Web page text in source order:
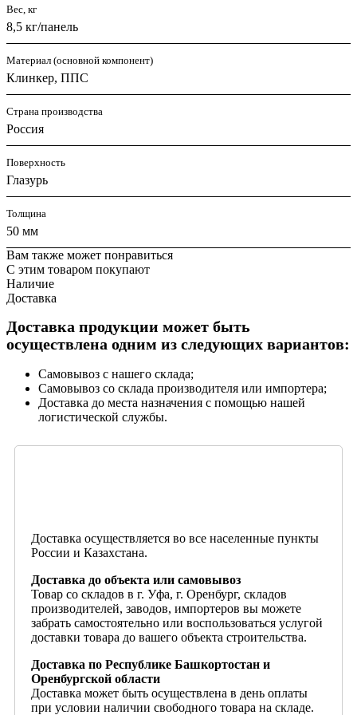
Вес, кг
8,5 кг/панель
Материал (основной компонент)
Клинкер, ППС
Страна производства
Россия
Поверхность
Глазурь
Толщина
50 мм
Вам также может понравиться
С этим товаром покупают
Наличие
Доставка
Доставка продукции может быть
осуществлена одним из следующих вариантов:
Самовывоз с нашего склада;
Самовывоз со склада производителя или импортера;
Доставка до места назначения с помощью нашей
логистической службы.
Доставка осуществляется во все населенные пункты
России и Казахстана.
Доставка до объекта или самовывоз
Товар со складов в г. Уфа, г. Оренбург, складов
производителей, заводов, импортеров вы можете
забрать самостоятельно или воспользоваться услугой
доставки товара до вашего объекта строительства.
Доставка по Республике Башкортостан и
Оренбургской области
Доставка может быть осуществлена в день оплаты
при условии наличии свободного товара на складе.